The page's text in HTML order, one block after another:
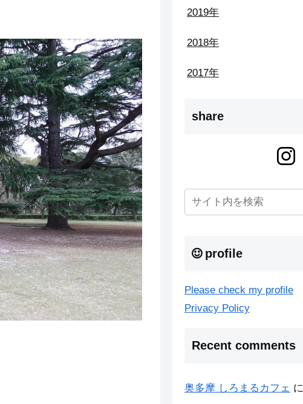
2019年
2018年
2017年
share
profile
Please check my profile
Privacy Policy
Recent comments
奥多摩 しろまるカフェ に